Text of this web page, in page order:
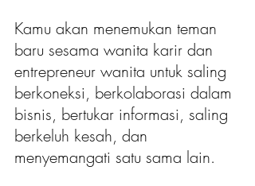
Kamu akan menemukan teman
baru sesama wanita karir dan
entrepreneur wanita untuk saling
berkoneksi, berkolaborasi dalam
bisnis, bertukar informasi, saling
berkeluh kesah, dan
menyemangati satu sama lain.